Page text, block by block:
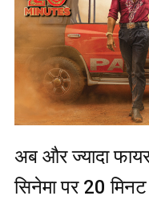
अब और ज्यादा
सिनेमा पर 20